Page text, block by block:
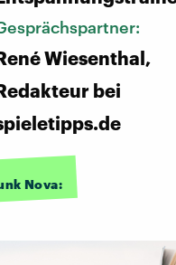
Wiesenthal,
bei
Nova: